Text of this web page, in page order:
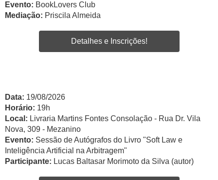
Evento: BookLovers Club
Mediação: Priscila Almeida
Detalhes e Inscrições!
Data: 19/08/2026
Horário: 19h
Local: Livraria Martins Fontes Consolação - Rua Dr. Vila
Nova, 309 - Mezanino
Evento: Sessão de Autógrafos do Livro "Soft Law e
Inteligência Artificial na Arbitragem"
Participante: Lucas Baltasar Morimoto da Silva (autor)